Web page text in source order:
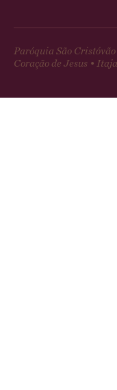
Paróquia São Cristóvão
Coração de Jesus •